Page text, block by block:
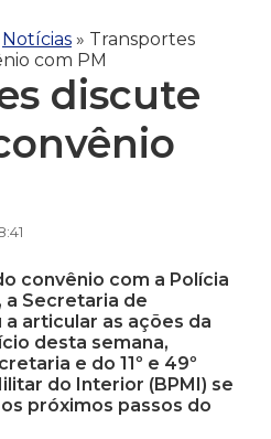
Notícias » Transportes
com PM
discute
convênio com a Polícia
a Secretaria de
articular as ações da
desta semana,
e do 11º e 49º
do Interior (BPMI) se
próximos passos do